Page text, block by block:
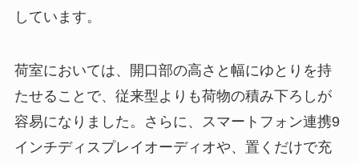
しています。
荷室においては、開口部の高さと幅にゆとりを持
たせることで、従来型よりも荷物の積み下ろしが
容易になりました。さらに、スマートフォン連携9
インチディスプレイオーディオや、置くだけで充